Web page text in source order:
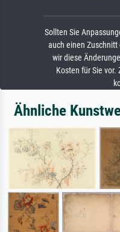
Sollten Sie
auch einen
wir diese
Kosten für Sie vor.
Ähnliche